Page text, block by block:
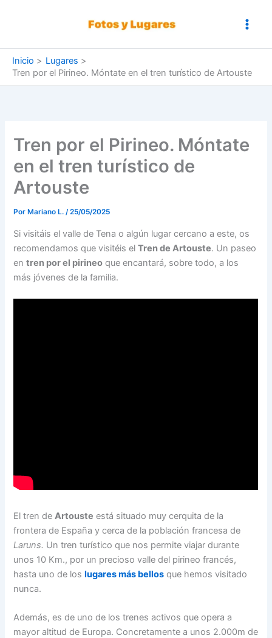
Inicio
Lugares
Tren por el Pirineo. Móntate en el tren turístico de Artouste
Tren por el Pirineo. Móntate
en el tren turístico de
Artouste
Por Mariano L./25/05/2025
Si visitáis el valle de Tena o algún lugar cercano a este, os
recomendamos que visitéis elTren de Artouste. Un paseo
entren por el pirineo que encantará, sobre todo, a los
más jóvenes de la familia.
El tren de Artouste está situado muy cerquita de la
frontera de España y cerca de la población francesa de
Laruns. Un tren turístico que nos permite viajar durante
unos 10 Km., por un precioso valle del pirineo francés,
hasta uno de loslugares más bellos que hemos visitado
nunca.
Además, es de uno de los trenes activos que opera a
mayor altitud de Europa. Concretamente a unos 2.000m de